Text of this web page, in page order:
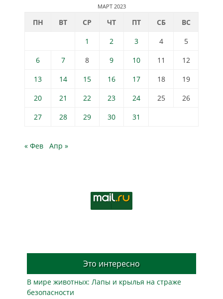
МАРТ 2023
ПН ВТ СР ЧТ ПТ СБ
ВС
1
2 3 4
5
6
7 8 9 10 11
12
13
14 15 16 17 18
19
20
21 22 23 24 25
26
27
28 29 30 31
« Фев Апр »
Это интересно
В мире животных: Лапы и крылья на страже
безопасности